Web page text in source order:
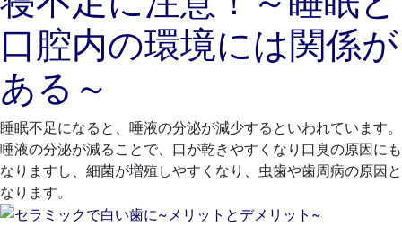
5
月
25
も
と
歯
院
口腔内の環境には関係が
ある～
睡眠不足になると、唾液の分泌が減少するといわれています。
唾液の分泌が減ることで、口が乾きやすくなり口臭の原因にも
なりますし、細菌が増殖しやすくなり、虫歯や歯周病の原因と
なります。